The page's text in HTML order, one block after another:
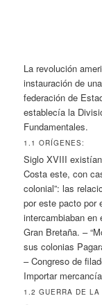
La revolución
instauración de
federación de
establecía la
Fundamentales.
1.1 ORÍGENES:
Siglo XVIII
Costa este, con
colonial”: las
por este pacto por
intercambiaban en
Gran Bretaña. –
sus colonias
– Congreso de
Importar
1.2 GUERRA DE LA